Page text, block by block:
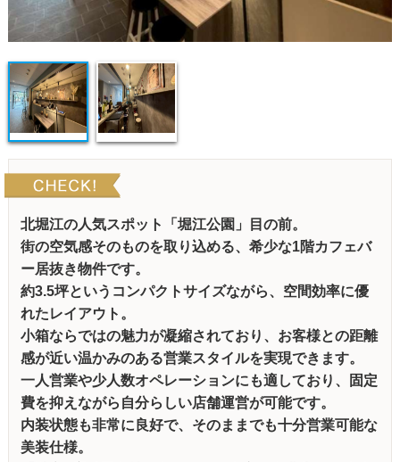
北堀江の人気スポット「堀江公園」目の前。
街の空気感そのものを取り込める、希少な1階カフェバ
ー居抜き物件です。
約3.5坪というコンパクトサイズながら、空間効率に優
れたレイアウト。
小箱ならではの魅力が凝縮されており、お客様との距離
感が近い温かみのある営業スタイルを実現できます。
一人営業や少人数オペレーションにも適しており、固定
費を抑えながら自分らしい店舗運営が可能です。
内装状態も非常に良好で、そのままでも十分営業可能な
美装仕様。